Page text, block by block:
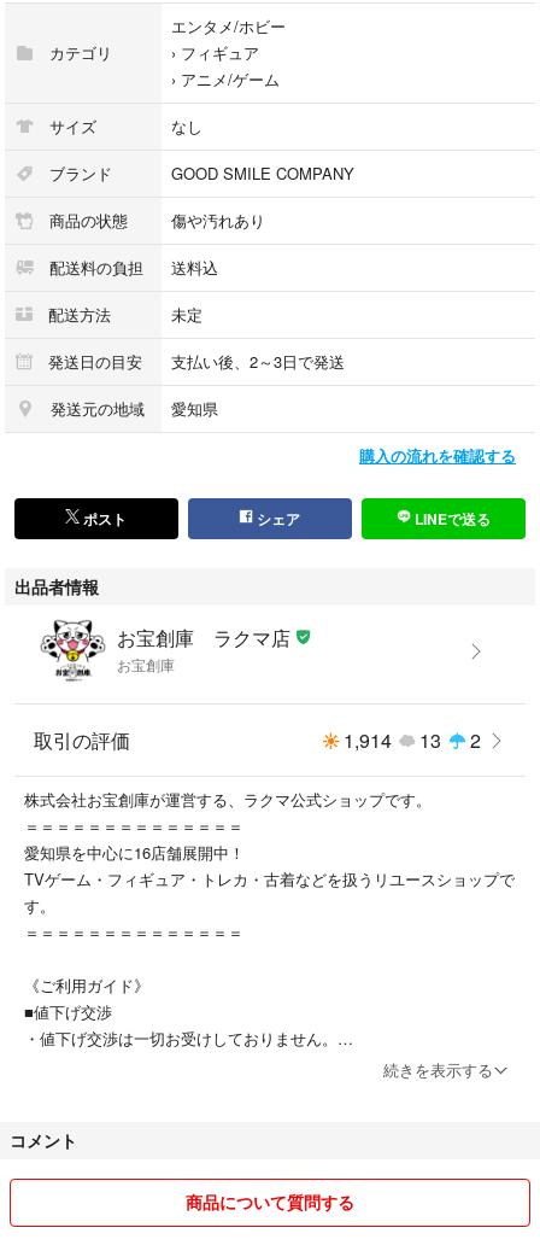
カテゴリ
エンタメ/ホビー
› フィギュア
› アニメ/ゲーム
サイズ なし
ブランド GOOD SMILE COMPANY
商品の状態 傷や汚れあり
配送料の負担 送料込
配送方法 未定
発送日の目安 支払い後、2～3日で発送
発送元の地域 愛知県
購入の流れを確認する
ポスト シェア LINEで送る
出品者情報
お宝創庫 ラクマ店
お宝創庫
取引の評価 1,914 13 2
株式会社お宝創庫が運営する、ラクマ公式ショップです。
＝＝＝＝＝＝＝＝＝＝＝＝＝＝
愛知県を中心に16店舗展開中！
TVゲーム・フィギュア・トレカ・古着などを扱うリユースショップで
す。
＝＝＝＝＝＝＝＝＝＝＝＝＝＝
《ご利用ガイド》
■値下げ交渉
・値下げ交渉は一切お受けしておりません。
・状態に関しては全てを撮影する事は難しいため、目立つ部分のみ撮影
続きを表示する
コメント
商品について質問する